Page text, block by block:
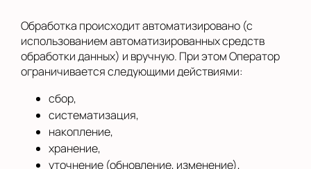
Обработка происходит автоматизировано (с
использованием автоматизированных средств
обработки данных) и вручную. При этом Оператор
ограничивается следующими действиями:
сбор,
систематизация,
накопление,
хранение,
уточнение (обновление, изменение),